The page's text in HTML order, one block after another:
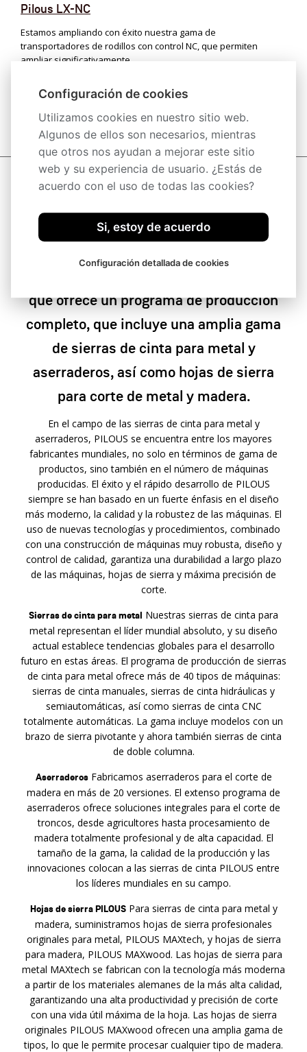
Pilous LX-NC
Estamos ampliando con éxito nuestra gama de
transportadores de rodillos con control NC, que permiten
ampliar significativamente...
TODAS LAS NOTICIAS
PILOUS - Sierras de cinta para
corte de metal y madera -
Fabricación y venta
que ofrece un programa de producción
completo, que incluye una amplia gama
de sierras de cinta para metal y
aserraderos, así como hojas de sierra
para corte de metal y madera.
En el campo de las sierras de cinta para metal y
aserraderos, PILOUS se encuentra entre los mayores
fabricantes mundiales, no solo en términos de gama de
productos, sino también en el número de máquinas
producidas. El éxito y el rápido desarrollo de PILOUS
siempre se han basado en un fuerte énfasis en el diseño
más moderno, la calidad y la robustez de las máquinas. El
uso de nuevas tecnologías y procedimientos, combinado
con una construcción de máquinas muy robusta, diseño y
control de calidad, garantiza una durabilidad a largo plazo
de las máquinas, hojas de sierra y máxima precisión de
corte.
Sierras de cinta para metal
Nuestras sierras de cinta para
metal representan el líder mundial absoluto, y su diseño
actual establece tendencias globales para el desarrollo
futuro en estas áreas. El programa de producción de sierras
de cinta para metal ofrece más de 40 tipos de máquinas:
sierras de cinta manuales, sierras de cinta hidráulicas y
semiautomáticas, así como sierras de cinta CNC
totalmente automáticas. La gama incluye modelos con un
brazo de sierra pivotante y ahora también sierras de cinta
de doble columna.
AserraderosFabricamos aserraderos para el corte de
madera en más de 20 versiones. El extenso programa de
aserraderos ofrece soluciones integrales para el corte de
troncos, desde agricultores hasta procesamiento de
madera totalmente profesional y de alta capacidad. El
tamaño de la gama, la calidad de la producción y las
innovaciones colocan a las sierras de cinta PILOUS entre
los líderes mundiales en su campo.
Hojas de sierra PILOUSPara sierras de cinta para metal y
madera, suministramos hojas de sierra profesionales
originales para metal, PILOUS MAXtech, y hojas de sierra
para madera, PILOUS MAXwood. Las hojas de sierra para
metal MAXtech se fabrican con la tecnología más moderna
a partir de los materiales alemanes de la más alta calidad,
garantizando una alta productividad y precisión de corte
con una vida útil máxima de la hoja. Las hojas de sierra
originales PILOUS MAXwood ofrecen una amplia gama de
tipos, lo que le permite procesar cualquier tipo de madera.
Configuración de cookies
Utilizamos cookies en nuestro sitio web.
Algunos de ellos son necesarios, mientras
que otros nos ayudan a mejorar este sitio
web y su experiencia de usuario. ¿Estás de
acuerdo con el uso de todas las cookies?
Si, estoy de acuerdo
Configuración detallada de cookies